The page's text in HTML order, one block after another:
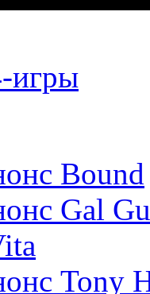
игры
Bound
Gal
Tony